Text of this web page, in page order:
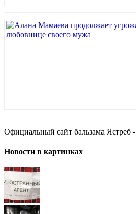
Официальный сайт бальзама Ястреб -
Новости в картинках